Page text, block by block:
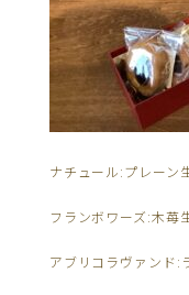
ナチュール:プレーン
フランボワーズ:木苺
アブリコラヴァンド: